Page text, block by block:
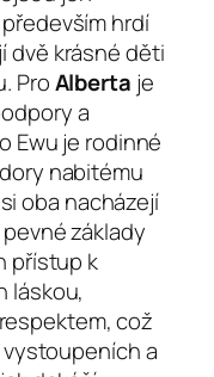
hrdí
dvě krásné děti
ProAlberta je
a
Ewu je rodinné
nabitému
oba nacházejí
základy
přístup k
láskou,
což
a